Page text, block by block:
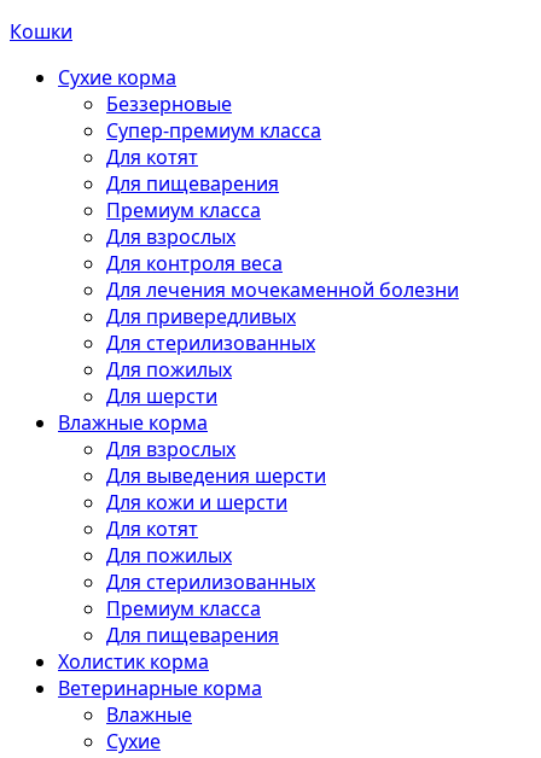
Кошки
Сухие корма
Беззерновые
Супер-премиум класса
Для котят
Для пищеварения
Премиум класса
Для взрослых
Для контроля веса
Для лечения мочекаменной болезни
Для привередливых
Для стерилизованных
Для пожилых
Для шерсти
Влажные корма
Для взрослых
Для выведения шерсти
Для кожи и шерсти
Для котят
Для пожилых
Для стерилизованных
Премиум класса
Для пищеварения
Холистик корма
Ветеринарные корма
Влажные
Сухие